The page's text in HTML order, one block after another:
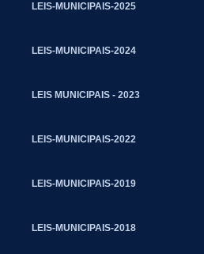
LEIS-MUNICIPAIS-2025
LEIS-MUNICIPAIS-2024
LEIS MUNICIPAIS - 2023
LEIS-MUNICIPAIS-2022
LEIS-MUNICIPAIS-2019
LEIS-MUNICIPAIS-2018